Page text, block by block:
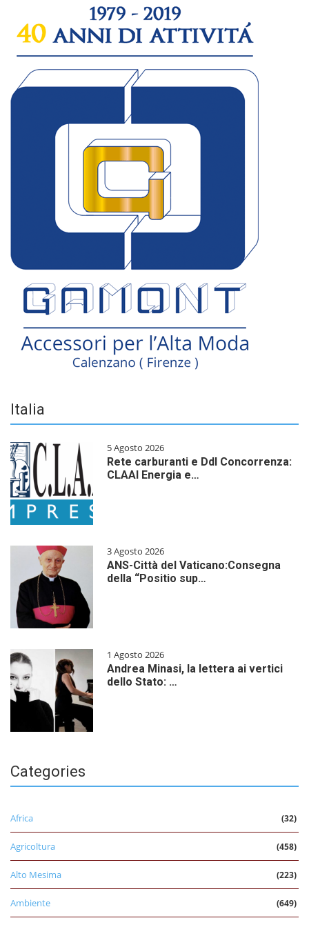
Italia
5 Agosto 2026
Rete carburanti e Ddl Concorrenza:
CLAAI Energia e…
3 Agosto 2026
ANS-Città del Vaticano:Consegna
della “Positio sup…
1 Agosto 2026
Andrea Minasi, la lettera ai vertici
dello Stato: …
Categories
Africa (32)
Agricoltura (458)
Alto Mesima (223)
Ambiente (649)